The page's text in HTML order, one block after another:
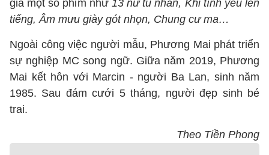
gia một số phim như 13 nữ tù nhân, Khi tình yêu lên
tiếng, Âm mưu giày gót nhọn, Chung cư ma…
Ngoài công việc người mẫu, Phương Mai phát triển
sự nghiệp MC song ngữ. Giữa năm 2019, Phương
Mai kết hôn với Marcin - người Ba Lan, sinh năm
1985. Sau đám cưới 5 tháng, người đẹp sinh bé
trai.
Theo Tiền Phong